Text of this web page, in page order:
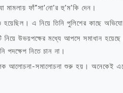
ফাঁ”সা’নো’র হু’ম’কি দেন।
এ নিয়ে তিনি পুলিশের কাছে
নিয়ে উভয়পক্ষের মধ্যে আপসে সমাধান
নিতে চান না।
আলোচনা-সমালোচনা শুরু হয়। অনেকেই